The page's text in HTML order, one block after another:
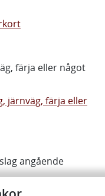
färja eller något
järnväg, färja eller
angående